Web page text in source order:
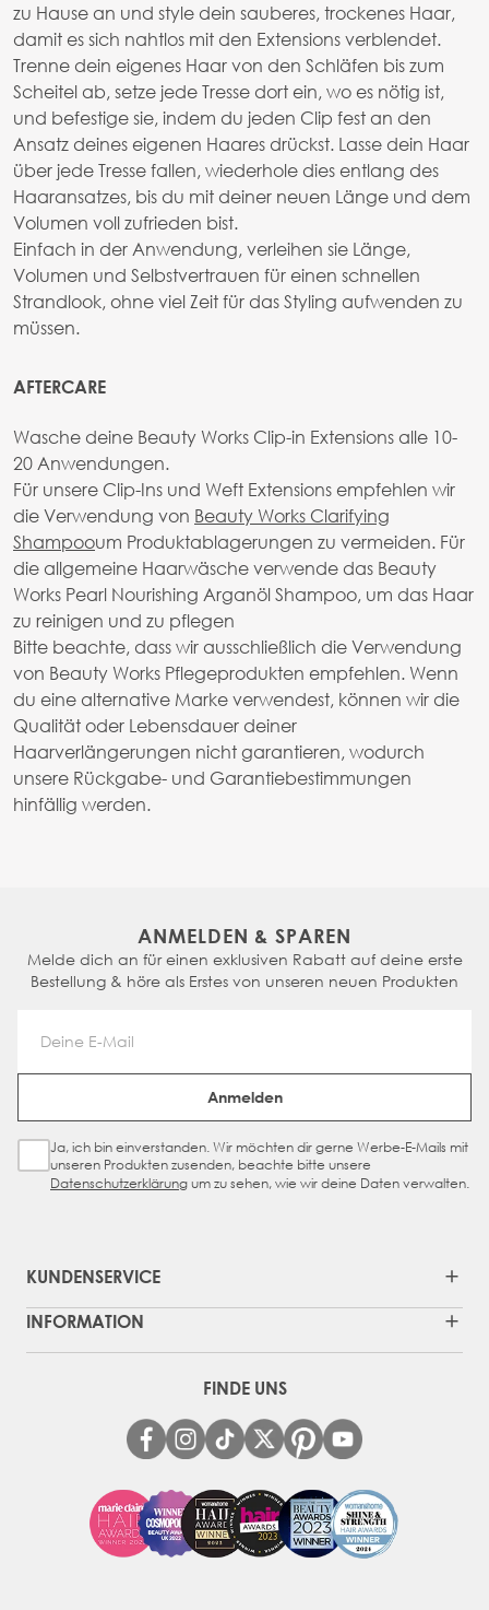
zu Hause an und style dein sauberes, trockenes Haar,
damit es sich nahtlos mit den Extensions verblendet.
Trenne dein eigenes Haar von den Schläfen bis zum
Scheitel ab, setze jede Tresse dort ein, wo es nötig ist,
und befestige sie, indem du jeden Clip fest an den
Ansatz deines eigenen Haares drückst. Lasse dein Haar
über jede Tresse fallen, wiederhole dies entlang des
Haaransatzes, bis du mit deiner neuen Länge und dem
Volumen voll zufrieden bist.
Einfach in der Anwendung, verleihen sie Länge,
Volumen und Selbstvertrauen für einen schnellen
Strandlook, ohne viel Zeit für das Styling aufwenden zu
müssen.
AFTERCARE
Wasche deine Beauty Works Clip-in Extensions alle 10-
20 Anwendungen.
Für unsere Clip-Ins und Weft Extensions empfehlen wir
die Verwendung von Beauty Works Clarifying
Shampooum Produktablagerungen zu vermeiden. Für
die allgemeine Haarwäsche verwende das Beauty
Works Pearl Nourishing Arganöl Shampoo, um das Haar
zu reinigen und zu pflegen
Bitte beachte, dass wir ausschließlich die Verwendung
von Beauty Works Pflegeprodukten empfehlen. Wenn
du eine alternative Marke verwendest, können wir die
Qualität oder Lebensdauer deiner
Haarverlängerungen nicht garantieren, wodurch
unsere Rückgabe- und Garantiebestimmungen
hinfällig werden.
ANMELDEN & SPAREN
Melde dich an für einen exklusiven Rabatt auf deine erste
Bestellung & höre als Erstes von unseren neuen Produkten
Email Address
Anmelden
Sign Up Checkbox
Ja, ich bin einverstanden. Wir möchten dir gerne Werbe-E-Mails mit
unseren Produkten zusenden, beachte bitte unsere
Datenschutzerklärungum zu sehen, wie wir deine Daten verwalten.
KUNDENSERVICE
INFORMATION
FINDE UNS